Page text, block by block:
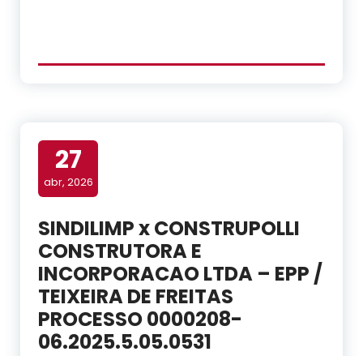
27
abr, 2026
SINDILIMP x CONSTRUPOLLI
CONSTRUTORA E
INCORPORACAO LTDA – EPP /
TEIXEIRA DE FREITAS
PROCESSO 0000208-
06.2025.5.05.0531